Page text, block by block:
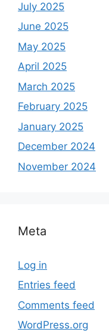
July 2025
June 2025
May 2025
April 2025
March 2025
February 2025
January 2025
December 2024
November 2024
Meta
Log in
Entries feed
Comments feed
WordPress.org